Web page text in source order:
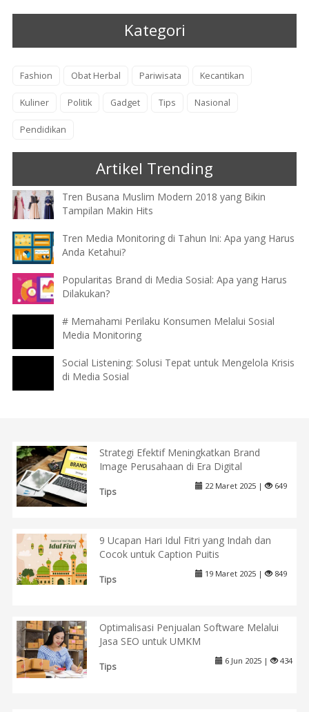
Kategori
Fashion Obat Herbal Pariwisata Kecantikan
Kuliner Politik Gadget Tips Nasional
Pendidikan
Artikel Trending
Tren Busana Muslim Modern 2018 yang Bikin
Tampilan Makin Hits
Tren Media Monitoring di Tahun Ini: Apa yang Harus
Anda Ketahui?
Popularitas Brand di Media Sosial: Apa yang Harus
Dilakukan?
# Memahami Perilaku Konsumen Melalui Sosial
Media Monitoring
Social Listening: Solusi Tepat untuk Mengelola Krisis
di Media Sosial
Strategi Efektif Meningkatkan Brand
Image Perusahaan di Era Digital
Tips
22 Maret 2025 | 649
9 Ucapan Hari Idul Fitri yang Indah dan
Cocok untuk Caption Puitis
Tips
19 Maret 2025 | 849
Optimalisasi Penjualan Software Melalui
Jasa SEO untuk UMKM
Tips
6 Jun 2025 | 434